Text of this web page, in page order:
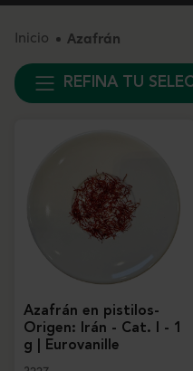
Inicio Azafrán
REFINA TU
Azafrán en pistilos-
Origen: Irán - Cat. I - 1
g | Eurovanille